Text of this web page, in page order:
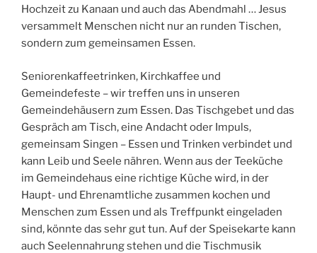
Hochzeit zu Kanaan und auch das Abendmahl … Jesus
versammelt Menschen nicht nur an runden Tischen,
sondern zum gemeinsamen Essen.
Seniorenkaffeetrinken, Kirchkaffee und
Gemeindefeste – wir treffen uns in unseren
Gemeindehäusern zum Essen. Das Tischgebet und das
Gespräch am Tisch, eine Andacht oder Impuls,
gemeinsam Singen – Essen und Trinken verbindet und
kann Leib und Seele nähren. Wenn aus der Teeküche
im Gemeindehaus eine richtige Küche wird, in der
Haupt- und Ehrenamtliche zusammen kochen und
Menschen zum Essen und als Treffpunkt eingeladen
sind, könnte das sehr gut tun. Auf der Speisekarte kann
auch Seelennahrung stehen und die Tischmusik